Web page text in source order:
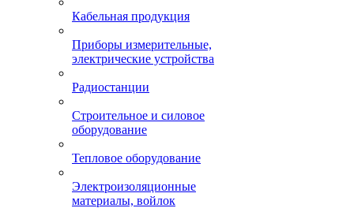
Кабельная продукция
Приборы измерительные,
электрические устройства
Радиостанции
Строительное и силовое
оборудование
Тепловое оборудование
Электроизоляционные
материалы, войлок